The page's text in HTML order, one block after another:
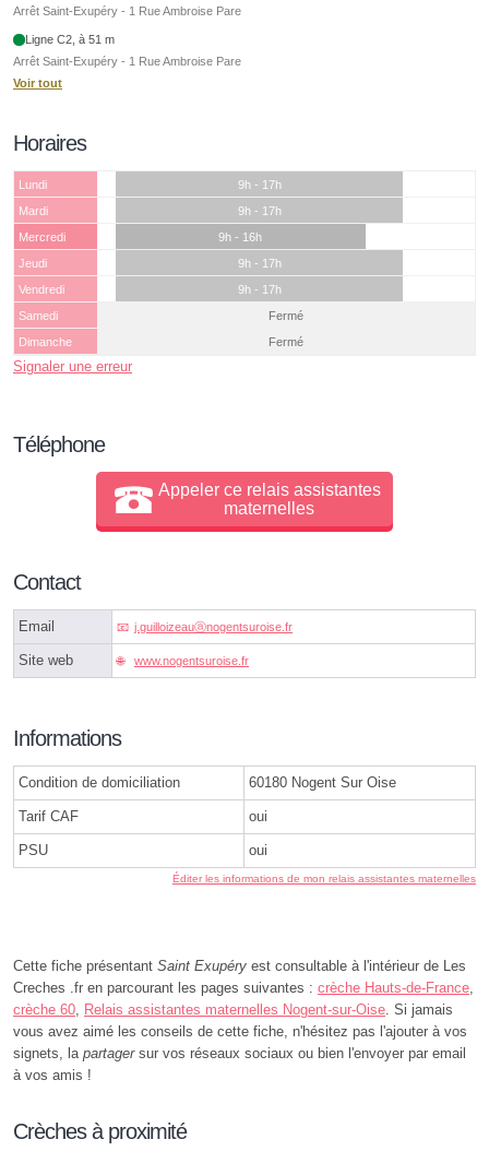
Arrêt Saint-Exupéry - 1 Rue Ambroise Pare
Ligne C2, à 51 m
Arrêt Saint-Exupéry - 1 Rue Ambroise Pare
Voir tout
Horaires
Lundi
9h - 17h
Mardi
9h - 17h
Mercredi
9h - 16h
Jeudi
9h - 17h
Vendredi
9h - 17h
Samedi
Fermé
Dimanche
Fermé
Signaler une erreur
Téléphone
Appeler ce relais assistantes
maternelles
Contact
Email j.guilloizeauⓐnogentsuroise.fr
Site web www.nogentsuroise.fr
Informations
Condition de domiciliation 60180 Nogent Sur Oise
Tarif CAF oui
PSU oui
Éditer les informations de mon relais assistantes maternelles
Cette fiche présentant Saint Exupéry est consultable à l'intérieur de Les
Creches .fr en parcourant les pages suivantes : crèche Hauts-de-France,
crèche 60, Relais assistantes maternelles Nogent-sur-Oise. Si jamais
vous avez aimé les conseils de cette fiche, n'hésitez pas l'ajouter à vos
signets, la partagersur vos réseaux sociaux ou bien l'envoyer par email
à vos amis !
Crèches à proximité